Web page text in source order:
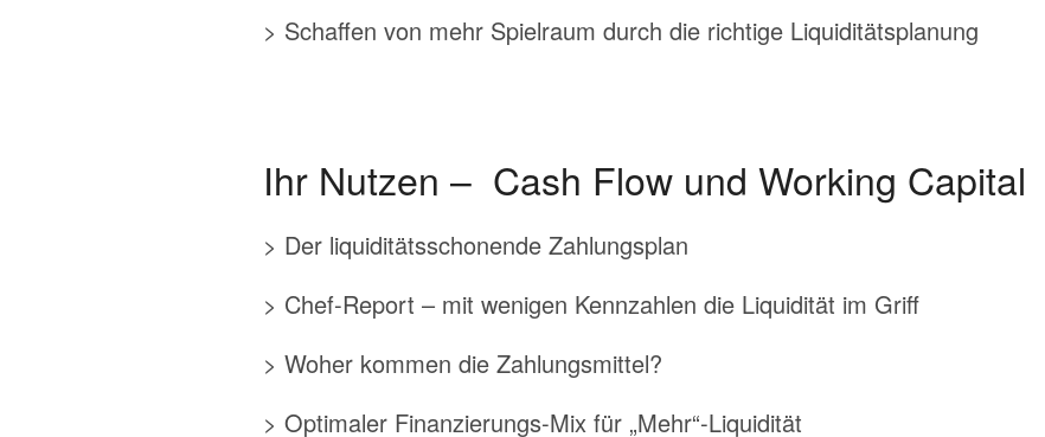
> Schaffen von mehr Spielraum durch die richtige Liquiditätsplanung
Ihr Nutzen – Cash Flow und Working Capital
> Der liquiditätsschonende Zahlungsplan
> Chef-Report – mit wenigen Kennzahlen die Liquidität im Griff
> Woher kommen die Zahlungsmittel?
> Optimaler Finanzierungs-Mix für „Mehr“-Liquidität